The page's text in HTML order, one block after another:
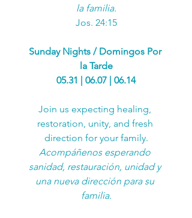
la familia.
Jos. 24:15
Sunday Nights / Domingos Por
la Tarde
05.31 | 06.07 | 06.14
Join us expecting healing,
restoration, unity, and fresh
direction for your family.
Acompáñenos esperando
sanidad, restauración, unidad y
una nueva dirección para su
familia.